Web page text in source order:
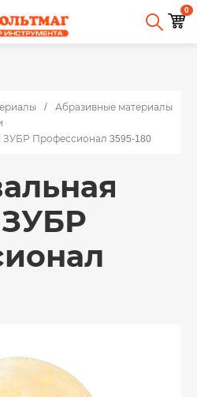
0
Абразивные материалы
ЗУБР Профессионал 3595-180